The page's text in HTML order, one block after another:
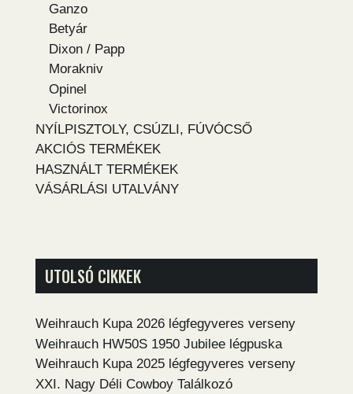
Ganzo
Betyár
Dixon / Papp
Morakniv
Opinel
Victorinox
NYÍLPISZTOLY, CSÚZLI, FÚVÓCSŐ
AKCIÓS TERMÉKEK
HASZNÁLT TERMÉKEK
VÁSÁRLÁSI UTALVÁNY
UTOLSÓ CIKKEK
Weihrauch Kupa 2026 légfegyveres verseny
Weihrauch HW50S 1950 Jubilee légpuska
Weihrauch Kupa 2025 légfegyveres verseny
XXI. Nagy Déli Cowboy Találkozó